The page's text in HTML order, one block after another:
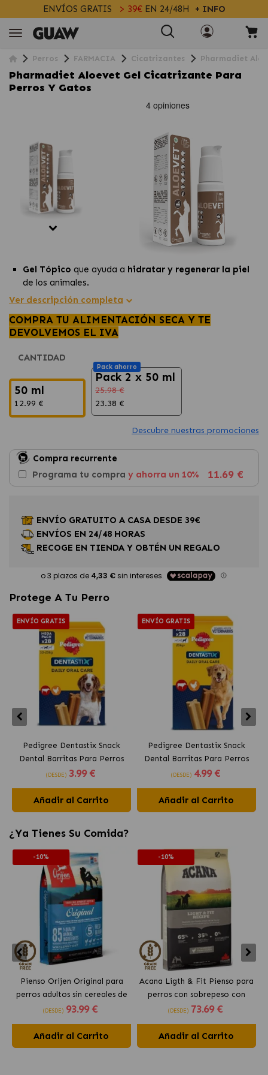
ENVÍOS GRATIS > 39€EN 24/48H + INFO
Perros FARMACIA Cicatrizantes Pharmadiet
Pharmadiet Aloevet Gel Cicatrizante Para
Perros Y Gatos
Gel Tópico que ayuda a hidratar y regenerar la piel
de los animales.
Ideal para el tratamiento de lesiones superficiales
zonas sensibles como las
Formulado conAloe vera,proporciona un alivio
para la piel irritada de perros y gatos​.
Ver descripción completa
COMPRA TU ALIMENTACIÓN SECA Y TE
DEVOLVEMOS EL IVA
CANTIDAD
50 ml
12.99 €
Pack ahorro
Pack 2 x 50 ml
25.98 €
23.38 €
Descubre nuestras promociones
Compra recurrente
Programa tu compra y ahorra un 10% 11.69 €
ENVÍO GRATUITO A CASA DESDE 39€
ENVÍOS EN 24/48 HORAS
RECOGE EN TIENDA Y OBTÉN UN REGALO
Protege A Tu Perro
ENVÍO GRATIS
Pedigree Dentastix Snack
Dental Barritas Para Perros
Medianos 10-25 kg
(DESDE) 3.99 €
Añadir al Carrito
ENVÍO GRATIS
Pedigree Dentastix Snack
Dental Barritas Para Perros
Grandes +25 kg
(DESDE) 4.99 €
Añadir al Carrito
¿Ya Tienes Su Comida?
-10%
Pienso Orijen Original para
perros adultos sin cereales de
pollo
(DESDE) 93.99 €
Añadir al Carrito
-10%
Acana Ligth & Fit Pienso para
perros con sobrepeso con
pollo fresco
(DESDE) 73.69 €
Añadir al Carrito